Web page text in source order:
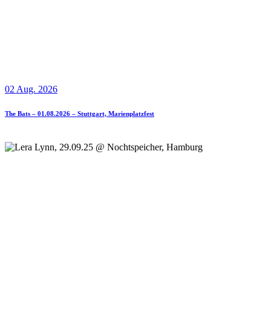
02 Aug. 2026
The Bats – 01.08.2026 – Stuttgart, Marienplatzfest